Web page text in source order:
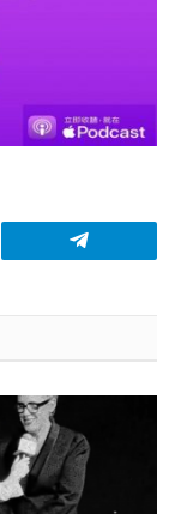
Telegram